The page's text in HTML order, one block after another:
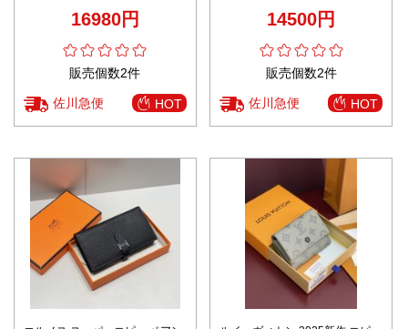
心サイト 秘密厳守配送
16980円
販売個数2件
佐川急便 HOT
ス ベージュ色14500円
販売個数2件
佐川急便 HOT